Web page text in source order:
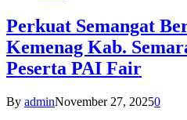
Perkuat Semangat
Kemenag Kab.
Peserta PAI Fair
By adminNovember 27, 20250